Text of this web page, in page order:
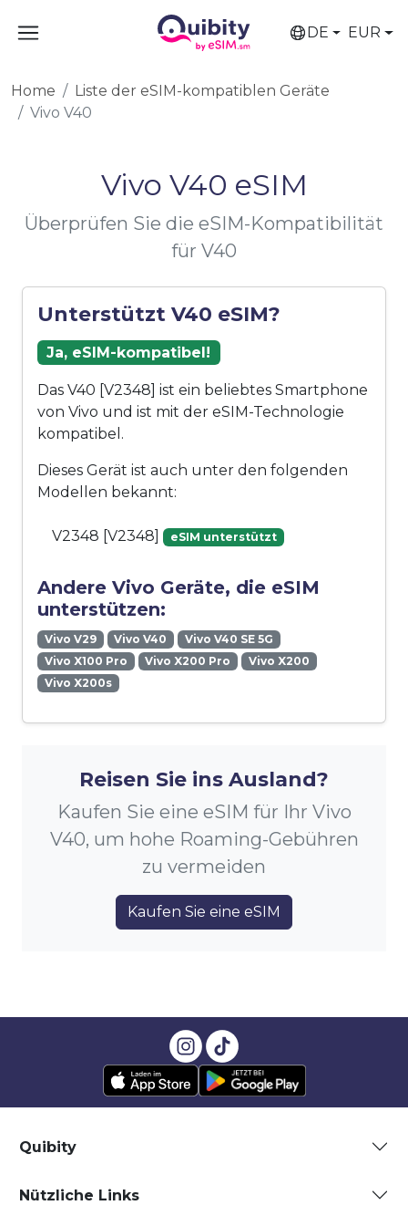
DE EUR
Home
Liste der eSIM-kompatiblen Geräte
Vivo V40
Vivo V40 eSIM
Überprüfen Sie die eSIM-Kompatibilität
für V40
Unterstützt V40 eSIM?
Ja, eSIM-kompatibel!
Das V40 [V2348] ist ein beliebtes Smartphone
von Vivo und ist mit der eSIM-Technologie
kompatibel.
Dieses Gerät ist auch unter den folgenden
Modellen bekannt:
V2348 [V2348] eSIM unterstützt
Andere Vivo Geräte, die eSIM
unterstützen:
Vivo V29 Vivo V40
Vivo V40 SE 5G
Vivo X100 Pro
Vivo X200 Pro
Vivo X200
Vivo X200s
Reisen Sie ins Ausland?
Kaufen Sie eine eSIM für Ihr Vivo
V40, um hohe Roaming-Gebühren
zu vermeiden
Kaufen Sie eine eSIM
Quibity
Nützliche Links